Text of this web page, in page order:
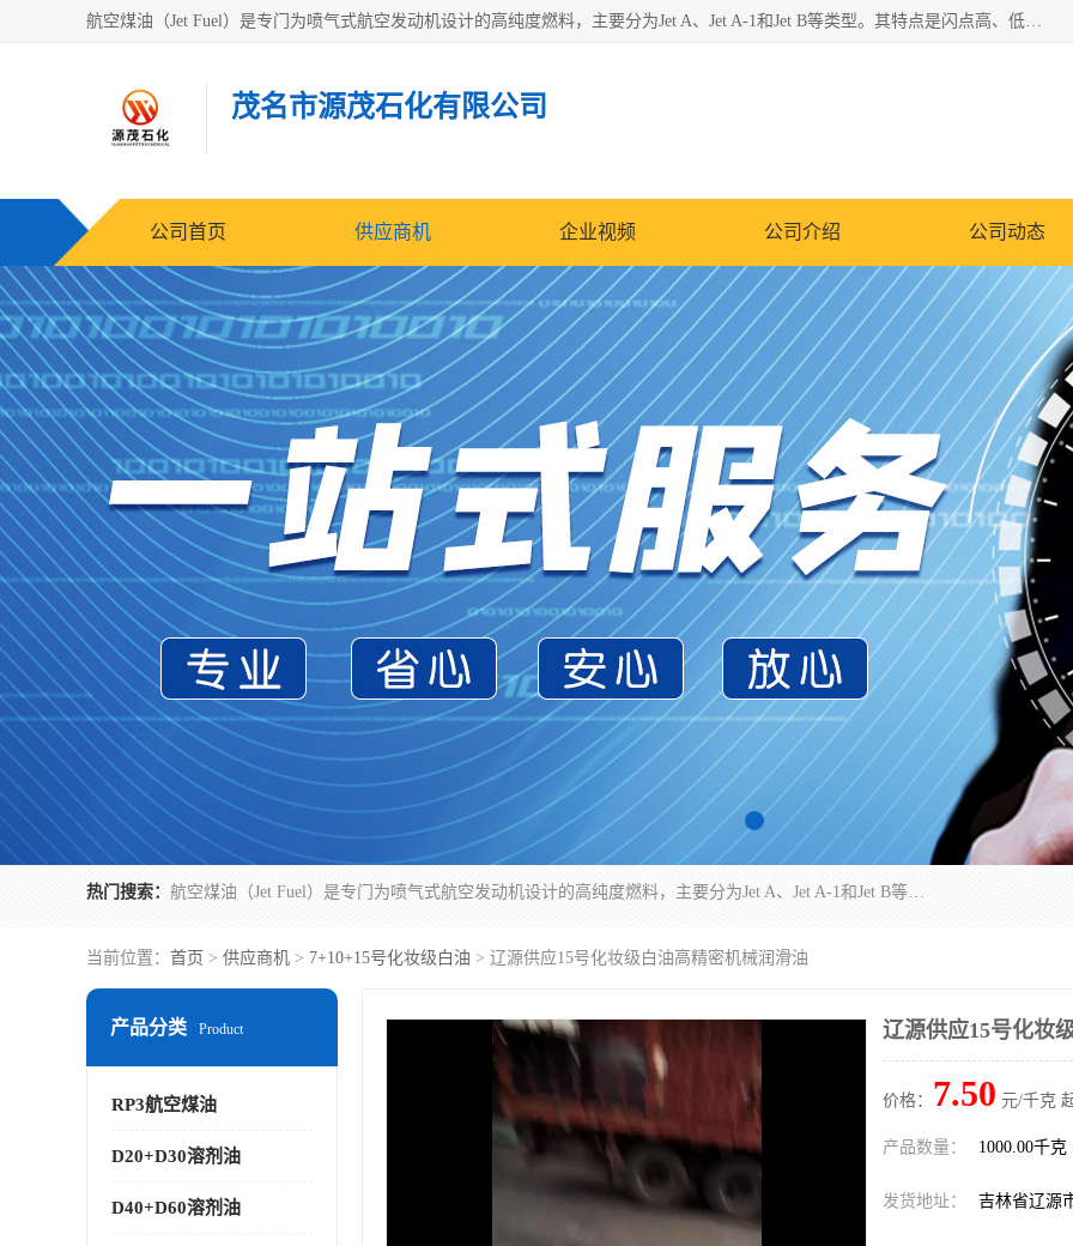
航空煤油（Jet Fuel）是专门为喷气式航空发动机设计的高纯度燃料，主要分为Jet A、Jet A-1和Jet B等类型。其特点是闪点高、低温流动性好，并添加了抗静电剂和抗氧化剂以确保飞行安全。航空煤油需
茂名市源茂石化有限公司
公司首页 供应商机 企业视频 公司介绍 公司动态
热门搜索： 航空煤油（Jet Fuel）是专门为喷气式航空发动机设计的高纯度燃料，主要分为Jet A、Jet A-1和Jet B等类型。其特点是闪点高、低温流动性好，并添加了抗静电剂和抗氧化剂以确保飞行安全。航空煤油需
当前位置： 首页 > 供应商机 > 7+10+15号化妆级白油 > 辽源供应15号化妆级白油高精密机械润滑油
产品分类 Product
RP3航空煤油
D20+D30溶剂油
D40+D60溶剂油
辽源供应15号化妆
价格： 7.50 元/千克
产品数量： 1000.00千克
发货地址： 吉林省辽源